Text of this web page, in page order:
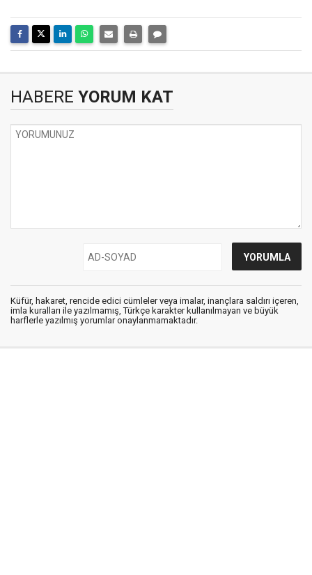
HABERE YORUM KAT
Küfür, hakaret, rencide edici cümleler veya imalar, inançlara saldırı içeren,
imla kuralları ile yazılmamış, Türkçe karakter kullanılmayan ve büyük
harflerle yazılmış yorumlar onaylanmamaktadır.